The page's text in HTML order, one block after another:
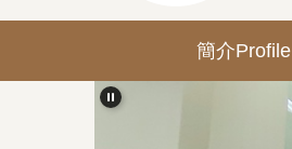
簡介Profile